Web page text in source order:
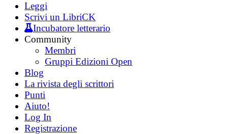
Leggi
Scrivi un LibriCK
Incubatore letterario
Community
Membri
Gruppi Edizioni Open
Blog
La rivista degli scrittori
Punti
Aiuto!
Log In
Registrazione